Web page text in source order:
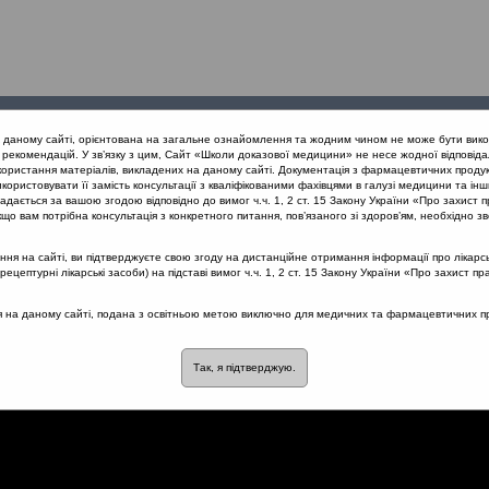
заходи
проекту
підхід до діагностики та лікування гострого риносинуситу та
даному сайті, орієнтована на загальне ознайомлення та жодним чином не може бути
У зв’язку з цим, Сайт «Школи доказової медицини» не несе жодної
матеріалів, викладених на даному сайті. Документація з фармацевтичних
її замість консультації з кваліфікованими фахівцями в галузі медицини та
за вашою згодою відповідно до вимог ч.ч. 1, 2 ст. 15 Закону України «Про захист
потрібна консультація з конкретного питання, пов’язаного зі здоров’ям, необхідно
на сайті, ви підтверджуєте свою згоду на дистанційне отримання інформації про
лікарські засоби) на підставі вимог ч.ч. 1, 2 ст. 15 Закону України «Про захист
на даному сайті, подана з освітньою метою виключно для медичних та фармацевтичних
Так, я підтверджую.